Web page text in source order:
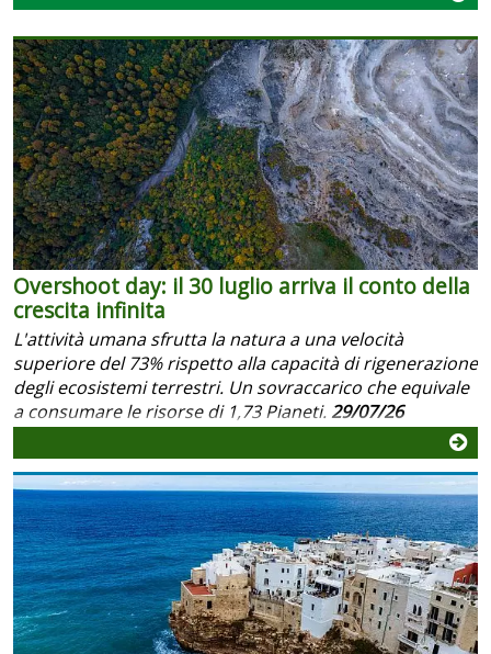
Overshoot day: il 30 luglio arriva il conto della
crescita infinita
L'attività umana sfrutta la natura a una velocità
superiore del 73% rispetto alla capacità di rigenerazione
degli ecosistemi terrestri. Un sovraccarico che equivale
a consumare le risorse di 1,73 Pianeti.29/07/26